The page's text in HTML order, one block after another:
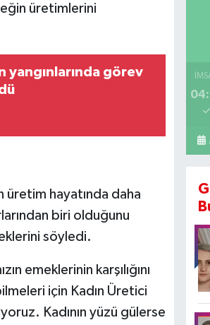
üretimlerini
yangınlarında görev
üretim hayatında daha
biri olduğunu
söyledi.
emeklerinin karşılığını
için Kadın Üretici
Kadının yüzü gülerse